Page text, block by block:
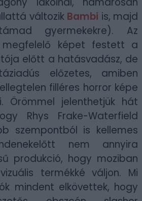
változik Bambi is, majd
gyermekekre). Az
megfelelő képet festett a
előtt a hatásvadász, de
előzetes, amiben
filléres horror képe
Örömmel jelenthetjük hát
Rhys Frake-Waterfield
szempontból is kellemes
nem annyira
produkció, hogy moziban
termékké váljon. Mi
mindent elkövettek, hogy